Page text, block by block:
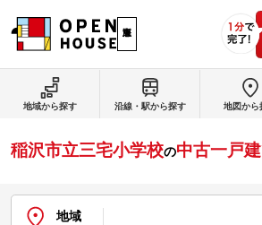
稲沢市立三宅小学校の中古一戸
地域
地域から探す 沿線・駅から探す 地図から